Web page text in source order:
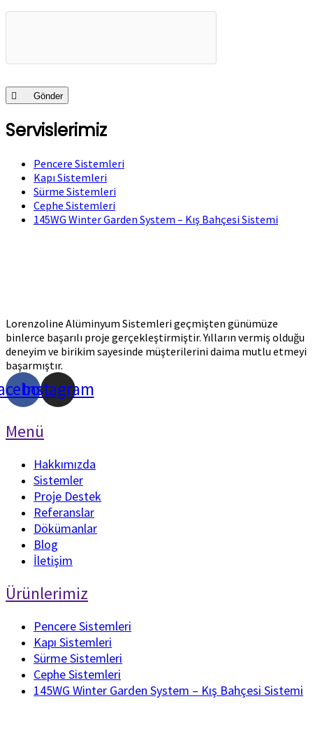
Gönder
Servislerimiz
Pencere Sistemleri
Kapı Sistemleri
Sürme Sistemleri
Cephe Sistemleri
145WG Winter Garden System – Kış Bahçesi Sistemi
Lorenzoline Alüminyum Sistemleri geçmişten günümüze
binlerce başarılı proje gerçekleştirmiştir. Yılların vermiş olduğu
deneyim ve birikim sayesinde müşterilerini daima mutlu etmeyi
başarmıştır.
Instagram
Menü
Hakkımızda
Sistemler
Proje Destek
Referanslar
Dökümanlar
Blog
İletişim
Ürünlerimiz
Pencere Sistemleri
Kapı Sistemleri
Sürme Sistemleri
Cephe Sistemleri
145WG Winter Garden System – Kış Bahçesi Sistemi